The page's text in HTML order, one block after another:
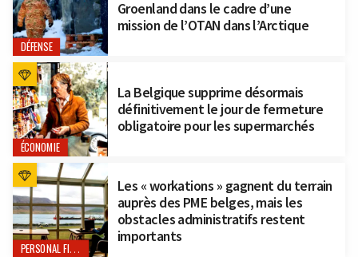
DÉFENSE
Groenland dans le cadre d’une
mission de l’OTAN dans l’Arctique
ÉCONOMIE
La Belgique supprime désormais
définitivement le jour de fermeture
obligatoire pour les supermarchés
PERSONAL FINANCE
Les « workations » gagnent du terrain
auprès des PME belges, mais les
obstacles administratifs restent
importants